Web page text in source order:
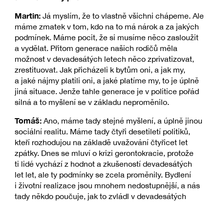
Martin: Já myslím, že to vlastně všichni chápeme. Ale
máme zmatek v tom, kdo na to má nárok a za jakých
podmínek. Máme pocit, že si musíme něco zasloužit
a vydělat. Přitom generace našich rodičů měla
možnost v devadesátých letech něco zprivatizovat,
zrestituovat. Jak přicházeli k bytům oni, a jak my,
a jaké nájmy platili oni, a jaké platíme my, to je úplně
jiná situace. Jenže tahle generace je v politice pořád
silná a to myšlení se v základu neproměnilo.
Tomáš: Ano, máme tady stejné myšlení, a úplně jinou
sociální realitu. Máme tady čtyři desetiletí politiků,
kteří rozhodujou na základě uvažování čtyřicet let
zpátky. Dnes se mluví o krizi gerontokracie, protože
ti lidé vychází z hodnot a zkušeností devadesátých
let let, ale ty podmínky se zcela proměnily. Bydlení
i životní realizace jsou mnohem nedostupnější, a nás
tady někdo poučuje, jak to zvládl v devadesátých